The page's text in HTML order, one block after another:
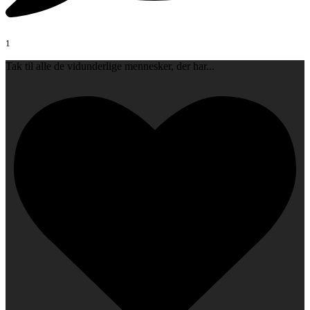
1
Tak til alle de vidunderlige mennesker, der har...